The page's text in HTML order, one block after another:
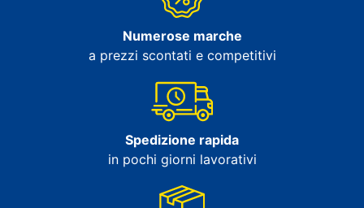
Numerose marche
a prezzi scontati e competitivi
Spedizione rapida
in pochi giorni lavorativi